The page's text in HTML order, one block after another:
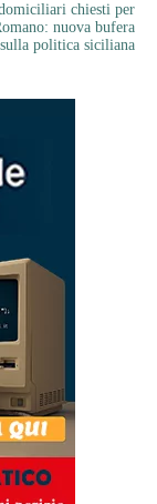
chiesti per
nuova bufera
politica siciliana